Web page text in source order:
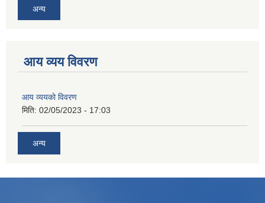
अन्य
आय व्यय विवरण
आय व्ययको विवरण
मिति: 02/05/2023 - 17:03
अन्य